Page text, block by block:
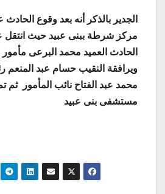
الجدير بالذكر أنه بعد وقوع الحادث
مركز شرطة ببنى عبيد حيث انتقل
الحادث العميد محمد البرعى
ويرافقة النقيب حسام عبد المنعم
محمد عبد الفتاح نائب المأمور ثم
مستشفى بنى عبيد